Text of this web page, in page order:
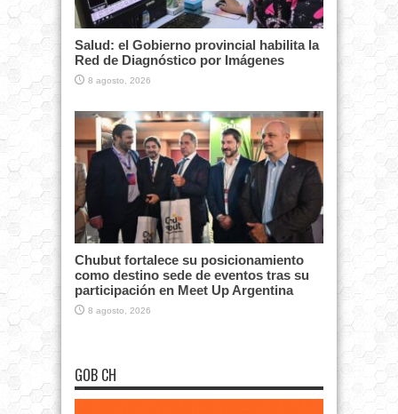
Salud: el Gobierno provincial habilita la
Red de Diagnóstico por Imágenes
8 agosto, 2026
Chubut fortalece su posicionamiento
como destino sede de eventos tras su
participación en Meet Up Argentina
8 agosto, 2026
GOB CH